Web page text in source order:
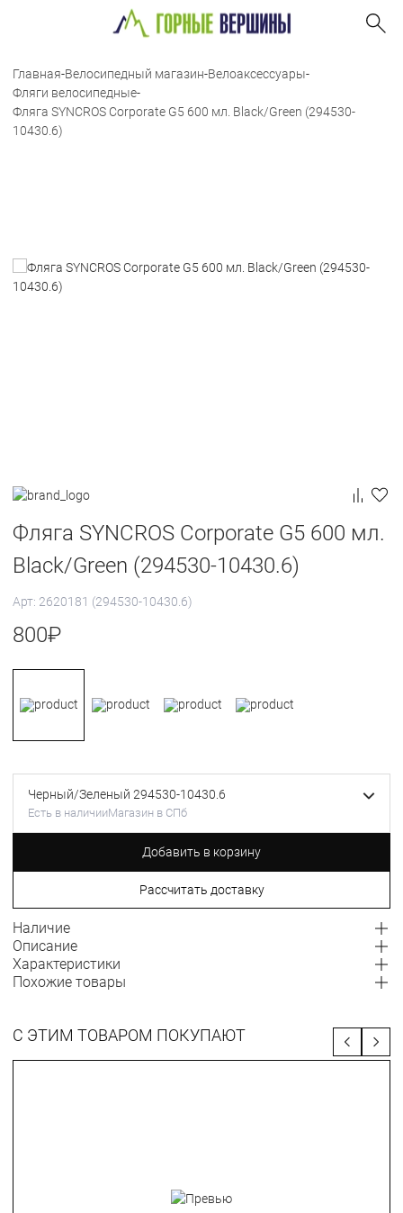
Главная-Велосипедный магазин-Велоаксессуары-
Фляги велосипедные-
Фляга SYNCROS Corporate G5 600 мл. Black/Green (294530-
10430.6)
Фляга SYNCROS Corporate G5 600 мл.
Black/Green (294530-10430.6)
Арт: 2620181 (294530-10430.6)
800₽
Черный/Зеленый 294530-10430.6
Есть в наличииМагазин в СПб
Добавить в корзину
Рассчитать доставку
Наличие
Описание
Характеристики
Похожие товары
С ЭТИМ ТОВАРОМ ПОКУПАЮТ